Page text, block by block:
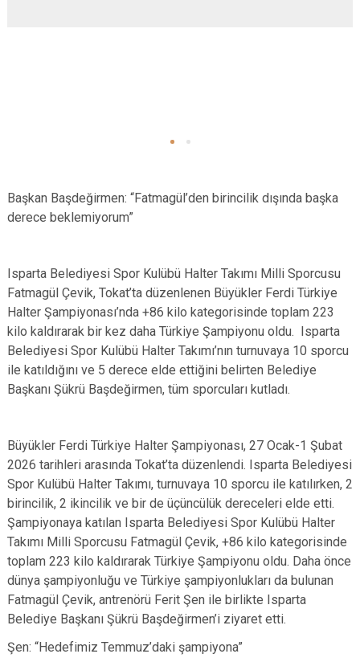
Başkan Başdeğirmen: “Fatmagül’den birincilik dışında başka
derece beklemiyorum”
Isparta Belediyesi Spor Kulübü Halter Takımı Milli Sporcusu
Fatmagül Çevik, Tokat’ta düzenlenen Büyükler Ferdi Türkiye
Halter Şampiyonası’nda +86 kilo kategorisinde toplam 223
kilo kaldırarak bir kez daha Türkiye Şampiyonu oldu. Isparta
Belediyesi Spor Kulübü Halter Takımı’nın turnuvaya 10 sporcu
ile katıldığını ve 5 derece elde ettiğini belirten Belediye
Başkanı Şükrü Başdeğirmen, tüm sporcuları kutladı.
Büyükler Ferdi Türkiye Halter Şampiyonası, 27 Ocak-1 Şubat
2026 tarihleri arasında Tokat’ta düzenlendi. Isparta Belediyesi
Spor Kulübü Halter Takımı, turnuvaya 10 sporcu ile katılırken, 2
birincilik, 2 ikincilik ve bir de üçüncülük dereceleri elde etti.
Şampiyonaya katılan Isparta Belediyesi Spor Kulübü Halter
Takımı Milli Sporcusu Fatmagül Çevik, +86 kilo kategorisinde
toplam 223 kilo kaldırarak Türkiye Şampiyonu oldu. Daha önce
dünya şampiyonluğu ve Türkiye şampiyonlukları da bulunan
Fatmagül Çevik, antrenörü Ferit Şen ile birlikte Isparta
Belediye Başkanı Şükrü Başdeğirmen’i ziyaret etti.
Şen: “Hedefimiz Temmuz’daki şampiyona”